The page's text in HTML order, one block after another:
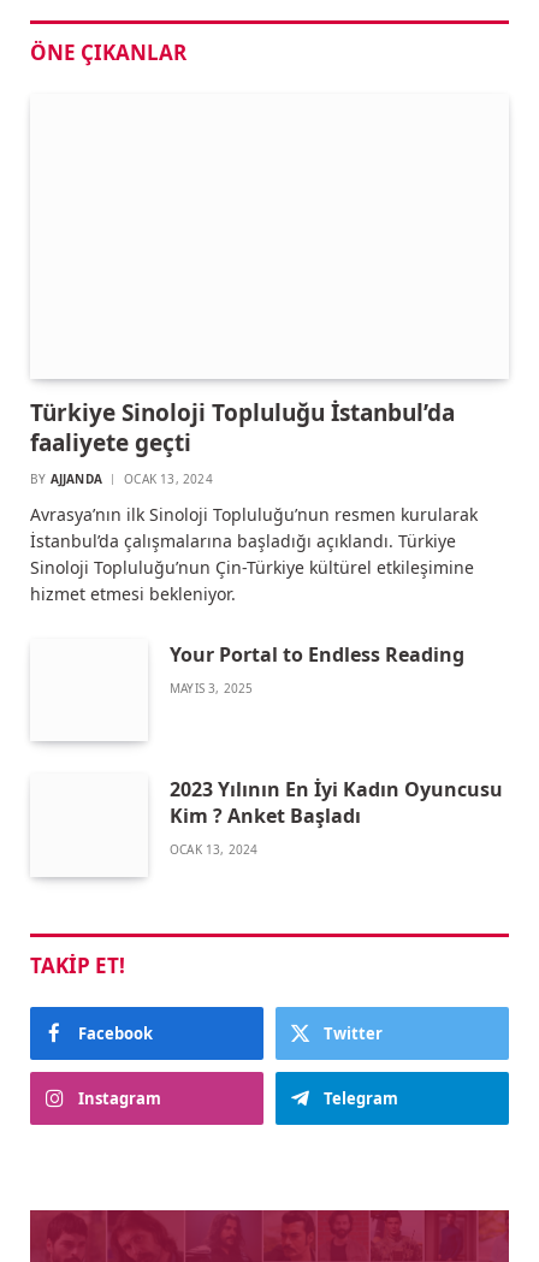
ÖNE ÇIKANLAR
Türkiye Sinoloji Topluluğu İstanbul’da
faaliyete geçti
BY AJJANDA OCAK 13, 2024
Avrasya’nın ilk Sinoloji Topluluğu’nun resmen kurularak
İstanbul’da çalışmalarına başladığı açıklandı. Türkiye
Sinoloji Topluluğu’nun Çin-Türkiye kültürel etkileşimine
hizmet etmesi bekleniyor.
Your Portal to Endless Reading
MAYIS 3, 2025
2023 Yılının En İyi Kadın Oyuncusu
Kim ? Anket Başladı
OCAK 13, 2024
TAKIP ET!
Facebook Twitter
Instagram Telegram